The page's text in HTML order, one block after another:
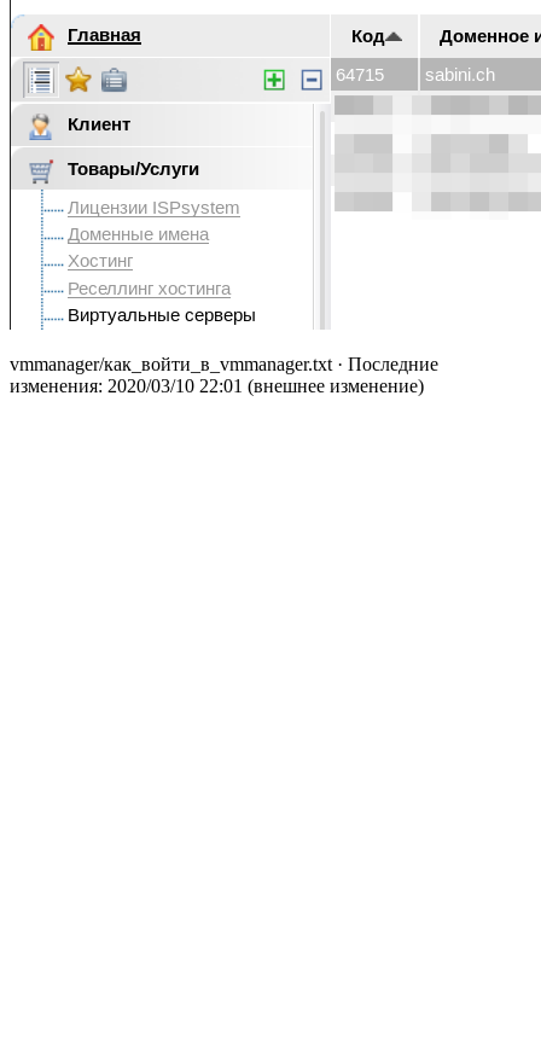
vmmanager/как_войти_в_vmmanager.txt · Последние
изменения: 2020/03/10 22:01 (внешнее изменение)